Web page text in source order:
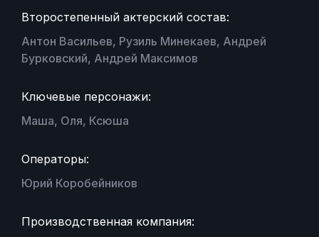
Второстепенный актерский состав:
Антон Васильев, Рузиль Минекаев, Андрей
Бурковский, Андрей Максимов
Ключевые персонажи:
Маша, Оля, Ксюша
Операторы:
Юрий Коробейников
Производственная компания: